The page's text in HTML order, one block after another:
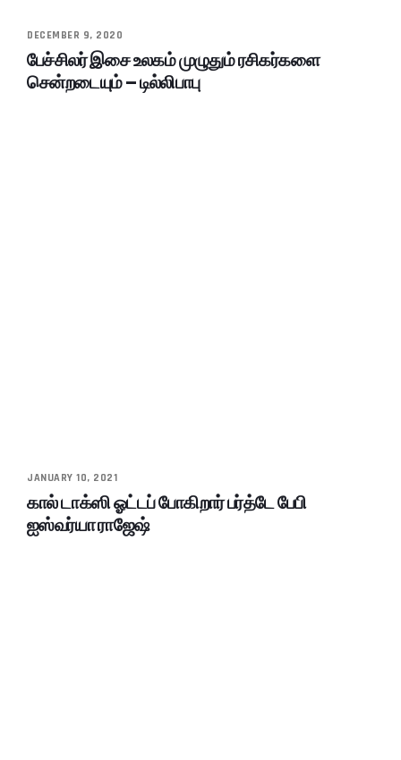
DECEMBER 9, 2020
பேச்சிலர் இசை உலகம் முழுதும் ரசிகர்களை
சென்றடையும் – டில்லிபாபு
JANUARY 10, 2021
கால் டாக்ஸி ஓட்டப் போகிறார் பர்த்டே பேபி
ஐஸ்வர்யா ராஜேஷ்